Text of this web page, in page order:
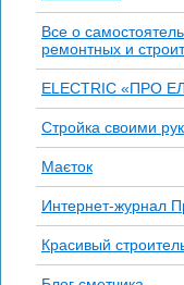
Все о
ремонтных и
ELECTRIC «ПРО
Стройка своими
Маєток
Интернет-журнал
Красивый